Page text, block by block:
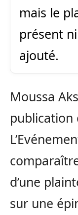
mais le
présent
ajouté.
Moussa
publication
d’une
sur une